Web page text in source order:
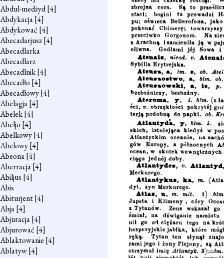
Abdul-medżyd[4]
Abdykacja[4]
Abdykować [4]
Abecadarjusz[4]
Abecadlarka
Abecadlarz
Abecadlnik[4]
Abecadło [4]
Abecadłowy[4]
Abelagja[4]
Abelek[4]
Abeljo [4]
Abelkowy[4]
Abelowy[4]
Abeona[4]
Aberracja[4]
Abiljus [4]
Abis
Abiturjent[4]
Abja[4]
Abjuracja[4]
Abjurować [4]
Ablaktowanie [4]
Ablatyw[4]